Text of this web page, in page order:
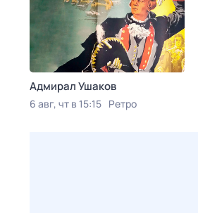
Адмирал Ушаков
6 авг, чт в 15:15 Ретро